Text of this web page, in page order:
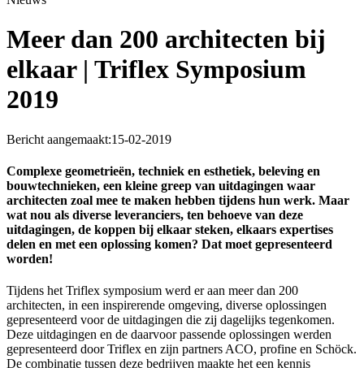
Meer dan 200 architecten bij
elkaar | Triflex Symposium
2019
Bericht aangemaakt:15-02-2019
Complexe geometrieën, techniek en esthetiek, beleving en
bouwtechnieken, een kleine greep van uitdagingen waar
architecten zoal mee te maken hebben tijdens hun werk. Maar
wat nou als diverse leveranciers, ten behoeve van deze
uitdagingen, de koppen bij elkaar steken, elkaars expertises
delen en met een oplossing komen? Dat moet gepresenteerd
worden!
Tijdens het Triflex symposium werd er aan meer dan 200
architecten, in een inspirerende omgeving, diverse oplossingen
gepresenteerd voor de uitdagingen die zij dagelijks tegenkomen.
Deze uitdagingen en de daarvoor passende oplossingen werden
gepresenteerd door Triflex en zijn partners ACO, profine en Schöck.
De combinatie tussen deze bedrijven maakte het een kennis